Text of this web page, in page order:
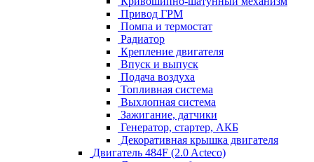
Привод ГРМ
Помпа и термостат
Радиатор
Крепление двигателя
Впуск и выпуск
Подача воздуха
Топливная система
Выхлопная система
Зажигание, датчики
Генератор, стартер, АКБ
Декоративная крышка двигателя
Двигатель 484F (2.0 Acteco)